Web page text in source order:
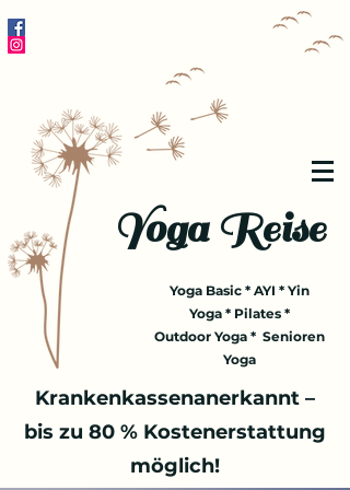
Yoga Reise
Yoga Basic * AYI * Yin
Yoga * Pilates *
Outdoor Yoga * Senioren
Yoga
Krankenkassenanerkannt –
bis zu 80 % Kostenerstattung
möglich!